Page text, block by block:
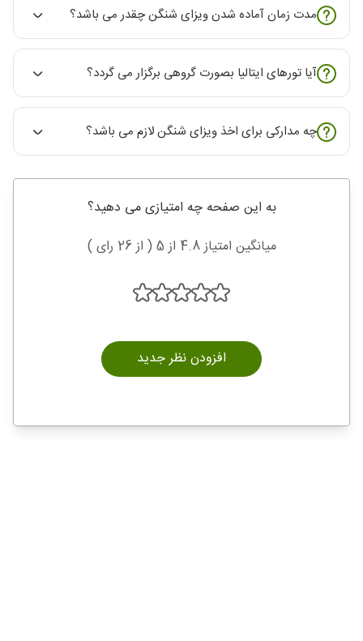
مدت زمان آماده شدن ویزای شنگن چقدر می باشد؟
آیا تورهای ایتالیا بصورت گروهی برگزار می گردد؟
چه مدارکی برای اخذ ویزای شنگن لازم می باشد؟
به این صفحه چه امتیازی می دهید؟
میانگین امتیاز 4.8 از 5 ( از 26 رای )
افزودن نظر جدید